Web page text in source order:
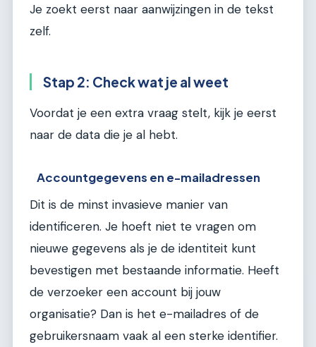
Je zoekt eerst naar aanwijzingen in de tekst
zelf.
Stap 2: Check wat je al weet
Voordat je een extra vraag stelt, kijk je eerst
naar de data die je al hebt.
Accountgegevens en e-mailadressen
Dit is de minst invasieve manier van
identificeren. Je hoeft niet te vragen om
nieuwe gegevens als je de identiteit kunt
bevestigen met bestaande informatie. Heeft
de verzoeker een account bij jouw
organisatie? Dan is het e-mailadres of de
gebruikersnaam vaak al een sterke identifier.